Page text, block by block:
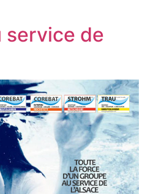
service de